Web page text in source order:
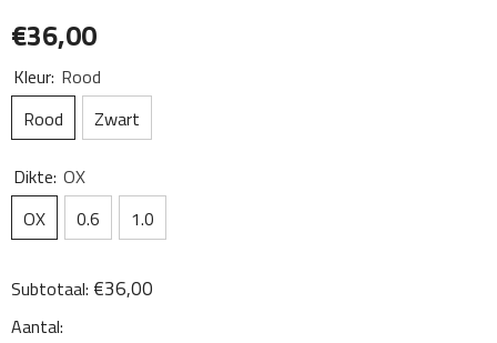
€36,00
Kleur: Rood
Rood
Zwart
Dikte: OX
OX
0.6 1.0
Subtotaal: €36,00
Aantal: